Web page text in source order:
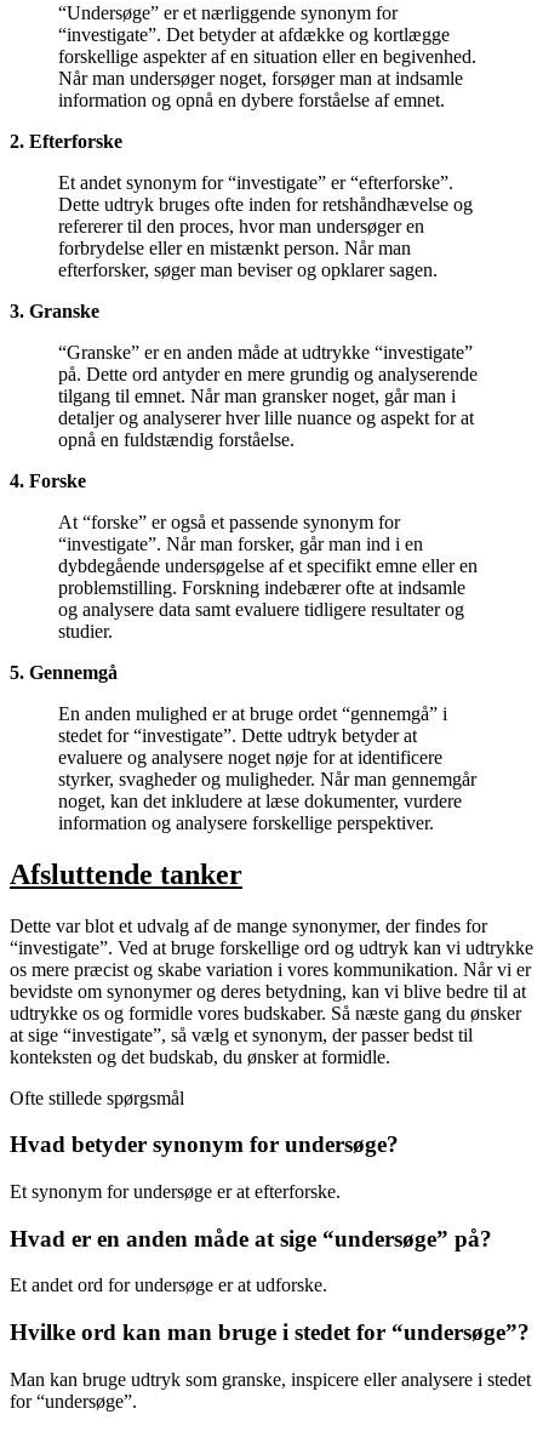
“Undersøge” er et nærliggende synonym for
“investigate”. Det betyder at afdække og kortlægge
forskellige aspekter af en situation eller en begivenhed.
Når man undersøger noget, forsøger man at indsamle
information og opnå en dybere forståelse af emnet.
2. Efterforske
Et andet synonym for “investigate” er “efterforske”.
Dette udtryk bruges ofte inden for retshåndhævelse og
refererer til den proces, hvor man undersøger en
forbrydelse eller en mistænkt person. Når man
efterforsker, søger man beviser og opklarer sagen.
3. Granske
“Granske” er en anden måde at udtrykke “investigate”
på. Dette ord antyder en mere grundig og analyserende
tilgang til emnet. Når man gransker noget, går man i
detaljer og analyserer hver lille nuance og aspekt for at
opnå en fuldstændig forståelse.
4. Forske
At “forske” er også et passende synonym for
“investigate”. Når man forsker, går man ind i en
dybdegående undersøgelse af et specifikt emne eller en
problemstilling. Forskning indebærer ofte at indsamle
og analysere data samt evaluere tidligere resultater og
studier.
5. Gennemgå
En anden mulighed er at bruge ordet “gennemgå” i
stedet for “investigate”. Dette udtryk betyder at
evaluere og analysere noget nøje for at identificere
styrker, svagheder og muligheder. Når man gennemgår
noget, kan det inkludere at læse dokumenter, vurdere
information og analysere forskellige perspektiver.
Afsluttende tanker
Dette var blot et udvalg af de mange synonymer, der findes for
“investigate”. Ved at bruge forskellige ord og udtryk kan vi udtrykke
os mere præcist og skabe variation i vores kommunikation. Når vi er
bevidste om synonymer og deres betydning, kan vi blive bedre til at
udtrykke os og formidle vores budskaber. Så næste gang du ønsker
at sige “investigate”, så vælg et synonym, der passer bedst til
konteksten og det budskab, du ønsker at formidle.
Ofte stillede spørgsmål
Hvad betyder synonym for undersøge?
Et synonym for undersøge er at efterforske.
Hvad er en anden måde at sige “undersøge” på?
Et andet ord for undersøge er at udforske.
Hvilke ord kan man bruge i stedet for “undersøge”?
Man kan bruge udtryk som granske, inspicere eller analysere i stedet
for “undersøge”.